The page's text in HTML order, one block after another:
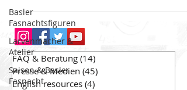
Basler
Fasnachtsfiguren
Larvenmacher &
Atelier
Saison & Basler
Fasnacht
FAQ & Beratung (14)
Presse & Medien (45)
English resources (4)